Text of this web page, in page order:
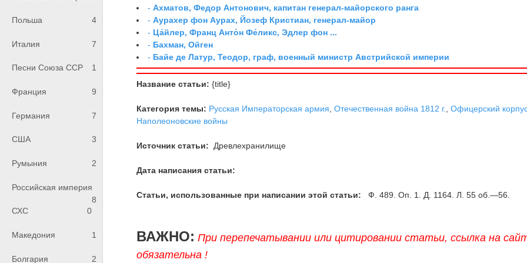
Польша 4
Италия 7
Песни Союза ССР 1
Франция 9
Германия 7
США 3
Румыния 2
Российская империя
8
СХС
0
Македония 1
Болгария 2
-Ахматов, Федор Антонович, капитан генерал-майорского ранга
-Аурахер фон Аурах, Йозеф Кристиан, генерал-майор
- Ца́йлер, Франц Анто́н Фе́ликс, Эдлер фон ...
- Бахман, Ойген
- Байе де Латур, Теодор, граф, военный министр Австрийской империи
Название статьи: {title}
Категория темы: Русская Императорская армия ,Отечественная война 1812 г. ,Офицерский
Наполеоновские войны
Источник статьи: Древлехранилище
Дата написания статьи:
Статьи, использованные при написании этой статьи: Ф. 489. Оп. 1. Д. 1164. Л. 55 об.—56.
ВАЖНО: При перепечатывании или цитировании статьи, ссылка на
обязательна !